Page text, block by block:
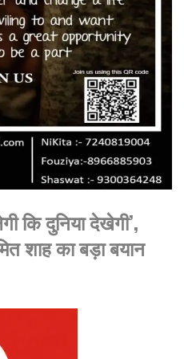
कि दुनिया देखेगी’,
शाह का बड़ा बयान